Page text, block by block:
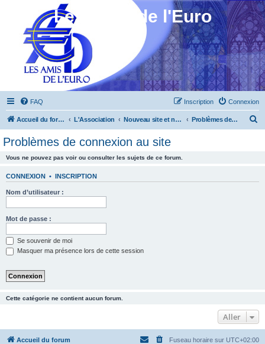
Les Amis de l'Euro
FAQ Connexion
Inscription
Accueil du forum L'Association Nouveau site et nouveau forum Problèmes de connexion au site
Problèmes de connexion au site
Vous ne pouvez pas voir ou consulter les sujets de ce forum.
CONNEXION • INSCRIPTION
Nom d’utilisateur :
Mot de passe :
Se souvenir de moi
Masquer ma présence lors de cette session
Cette catégorie ne contient aucun forum.
Aller
Accueil du forum Fuseau horaire sur UTC+02:00